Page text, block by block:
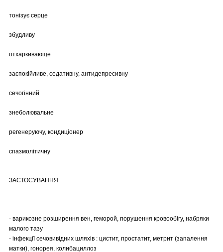
тонізує серце
збудливу
отхаркивающе
заспокійливе, седативну, антидепресивну
сечогінний
знеболювальне
регенеруючу, кондиціонер
спазмолітичну
ЗАСТОСУВАННЯ
- варикозне розширення вен, геморой, порушення кровообігу, набряки
малого тазу
- інфекції сечовивідних шляхів : цистит, простатит, метрит (запалення
матки), гонорея, колибациллоз